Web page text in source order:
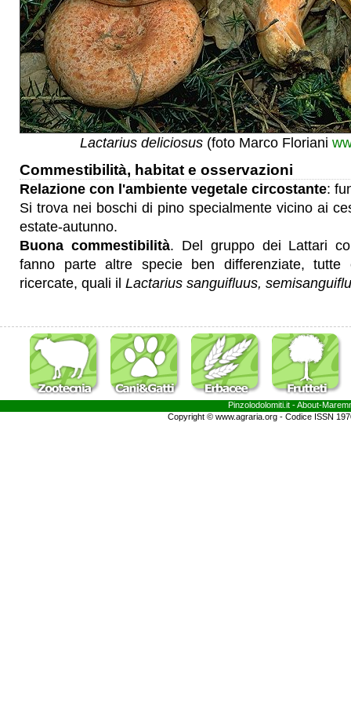
Lactarius deliciosus (foto Marco Floriani
Commestibilità, habitat e osservazioni
Relazione con l'ambiente vegetale circostante:
Si trova nei boschi di pino specialmente vicino ai
estate-autunno.
Buona commestibilità. Del gruppo dei Lattari
fanno parte altre specie ben differenziate, tutte
ricercate, quali il Lactarius sanguifluus,
Pinzolodolomiti.it - About-
Copyright © www.agraria.org - Codice ISSN